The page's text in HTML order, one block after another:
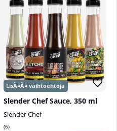
Slender Chef Sauce, 350 ml
Slender Chef
6